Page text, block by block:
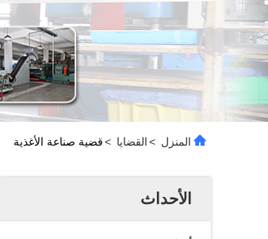
المنزل >القضايا >قضية صناعة الأغذية
الأحداث